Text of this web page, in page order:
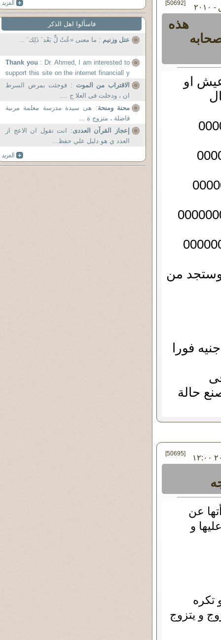
في الأربعاء ٢٥ - أغسطس - ٢٠١٠ [50692]
هذه
او
وستجد من
حالة
في الأربعاء ٢٥ - أغسطس - ٢٠١٠ ١٢:٠٠ [50695]
عن
و
تكره
و يتزوج
فاسألوا اهل الذكر
عتل وزنيم : ما معنى «عُتُ لٍّ بَعْد َ ذَلِك َ ...
Thank you : Dr. Ahmed, I am interested to
support this site on the internet financiall y
... we...
الاقتراب من الموت : فوجئت بمرض السرط
ان ، ودخلت فى العلا ج ....
محنة ومنحة: هى سيدة مدرسة معلمة مربية
فاضلة ، متزوج ة ...
إعجاز القرآن العددى: انت تقول ان الاعج از
العدد ي هو دليل علي حفظ...